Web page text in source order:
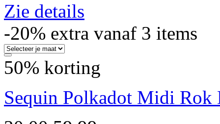
Zie details
-20% extra vanaf 3 items
50% korting
Sequin Polkadot Midi Rok